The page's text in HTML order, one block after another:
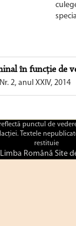
în funcţie de
2, anul XXIV, 2014
punctul de
Textele
restituie
Română Site